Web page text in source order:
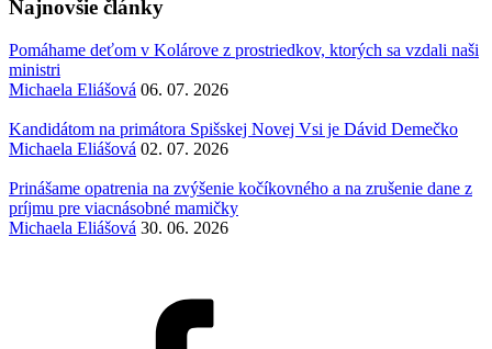
Najnovšie články
Pomáhame deťom v Kolárove z prostriedkov, ktorých sa vzdali naši
ministri
Michaela Eliášová 06. 07. 2026
Kandidátom na primátora Spišskej Novej Vsi je Dávid Demečko
Michaela Eliášová 02. 07. 2026
Prinášame opatrenia na zvýšenie kočíkovného a na zrušenie dane z
príjmu pre viacnásobné mamičky
Michaela Eliášová 30. 06. 2026